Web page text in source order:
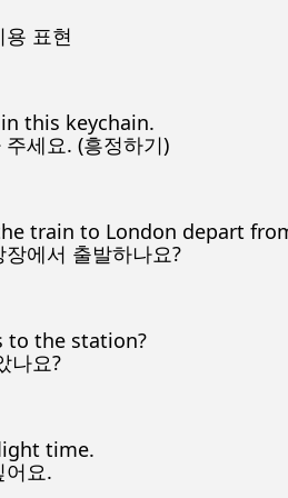
표현
this keychain.
세요. (흥정하기)
train to London depart
에서 출발하나요?
to the station?
나요?
time.
어요.